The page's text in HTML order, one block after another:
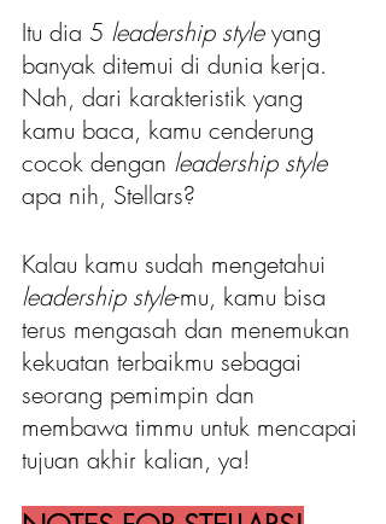
Itu dia 5 leadership style yang
banyak ditemui di dunia kerja.
Nah, dari karakteristik yang
kamu baca, kamu cenderung
cocok dengan leadership style
apa nih, Stellars?
Kalau kamu sudah mengetahui
leadership style-mu, kamu bisa
terus mengasah dan menemukan
kekuatan terbaikmu sebagai
seorang pemimpin dan
membawa timmu untuk mencapai
tujuan akhir kalian, ya!